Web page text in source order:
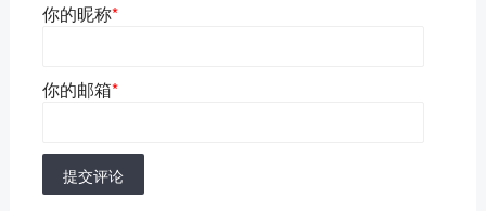
你的昵称*
你的邮箱*
提交评论